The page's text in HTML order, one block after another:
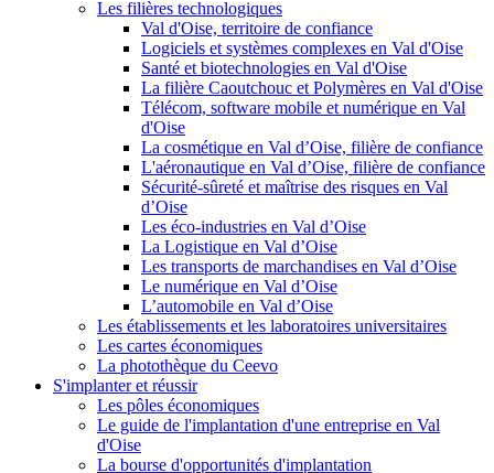
Les filières technologiques
Val d'Oise, territoire de confiance
Logiciels et systèmes complexes en Val d'Oise
Santé et biotechnologies en Val d'Oise
La filière Caoutchouc et Polymères en Val d'Oise
Télécom, software mobile et numérique en Val
d'Oise
La cosmétique en Val d’Oise, filière de confiance
L'aéronautique en Val d’Oise, filière de confiance
Sécurité-sûreté et maîtrise des risques en Val
d’Oise
Les éco-industries en Val d’Oise
La Logistique en Val d’Oise
Les transports de marchandises en Val d’Oise
Le numérique en Val d’Oise
L’automobile en Val d’Oise
Les établissements et les laboratoires universitaires
Les cartes économiques
La photothèque du Ceevo
S'implanter et réussir
Les pôles économiques
Le guide de l'implantation d'une entreprise en Val
d'Oise
La bourse d'opportunités d'implantation